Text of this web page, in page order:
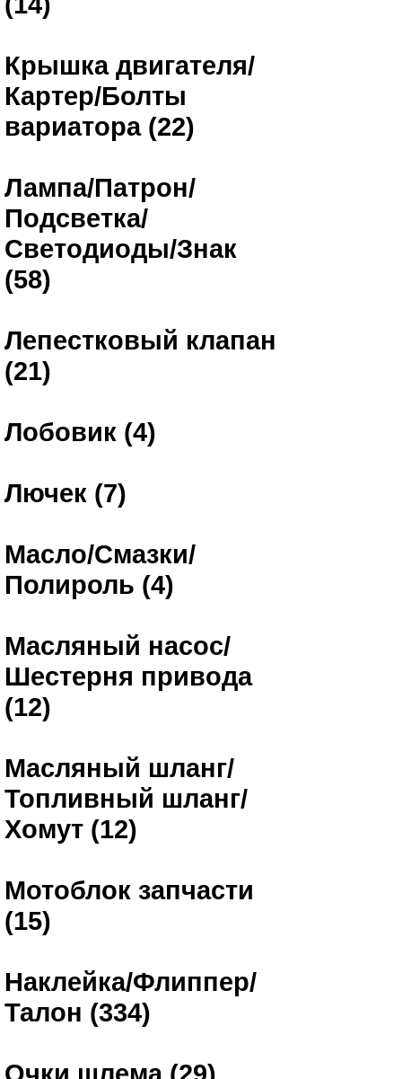
Крышка двигателя/
Картер/Болты
вариатора (22)
Лампа/Патрон/
Подсветка/
Светодиоды/Знак
(58)
Лепестковый клапан
(21)
Лобовик (4)
Лючек (7)
Масло/Смазки/
Полироль (4)
Масляный насос/
Шестерня привода
(12)
Масляный шланг/
Топливный шланг/
Хомут (12)
Мотоблок запчасти
(15)
Наклейка/Флиппер/
Талон (334)